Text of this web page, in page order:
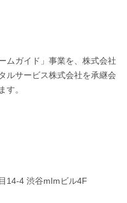
ムガイド」事業を、株式会社
ルサービス株式会社を承継会
す。
14-4 渋谷mImビル4F